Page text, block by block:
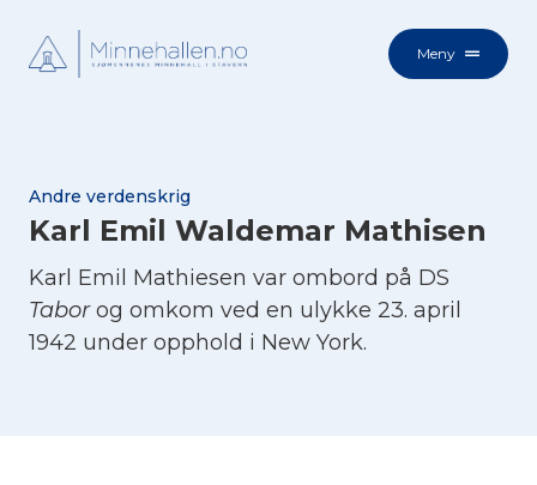
Meny
Andre verdenskrig
Karl Emil Waldemar Mathisen
Karl Emil Mathiesen var ombord på DS
Taborog omkom ved en ulykke 23. april
1942 under opphold i New York.